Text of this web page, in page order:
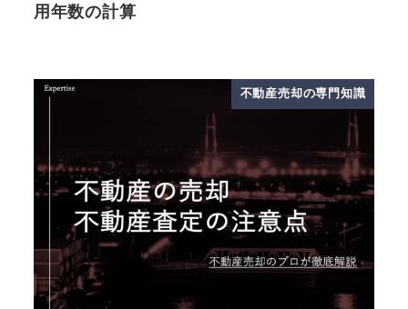
用年数の計算
不動産売却の専門知識